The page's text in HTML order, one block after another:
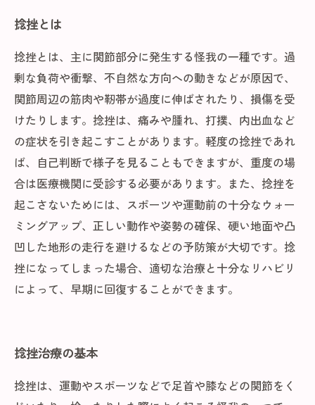
捻挫とは
捻挫とは、主に関節部分に発生する怪我の一種です。過
剰な負荷や衝撃、不自然な方向への動きなどが原因で、
関節周辺の筋肉や靭帯が過度に伸ばされたり、損傷を受
けたりします。捻挫は、痛みや腫れ、打撲、内出血など
の症状を引き起こすことがあります。軽度の捻挫であれ
ば、自己判断で様子を見ることもできますが、重度の場
合は医療機関に受診する必要があります。また、捻挫を
起こさないためには、スポーツや運動前の十分なウォー
ミングアップ、正しい動作や姿勢の確保、硬い地面や凸
凹した地形の走行を避けるなどの予防策が大切です。捻
挫になってしまった場合、適切な治療と十分なリハビリ
によって、早期に回復することができます。
捻挫治療の基本
捻挫は、運動やスポーツなどで足首や膝などの関節をく